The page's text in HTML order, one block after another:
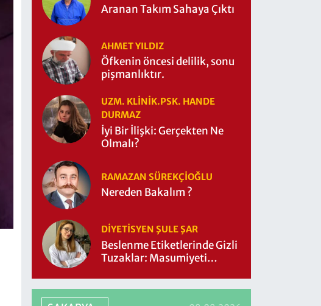
Aranan Takım Sahaya Çıktı
AHMET YILDIZ
Öfkenin öncesi delilik, sonu
pişmanlıktır.
UZM. KLINIK.PSK. HANDE
DURMAZ
İyi Bir İlişki: Gerçekten Ne
Olmalı?
RAMAZAN SÜREKÇIOĞLU
Nereden Bakalım ?
DIYETISYEN ŞULE ŞAR
Beslenme Etiketlerinde Gizli
Tuzaklar: Masumiyeti